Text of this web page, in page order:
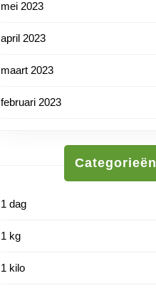
mei 2023
april 2023
maart 2023
februari 2023
Categorieën
1 dag
1 kg
1 kilo